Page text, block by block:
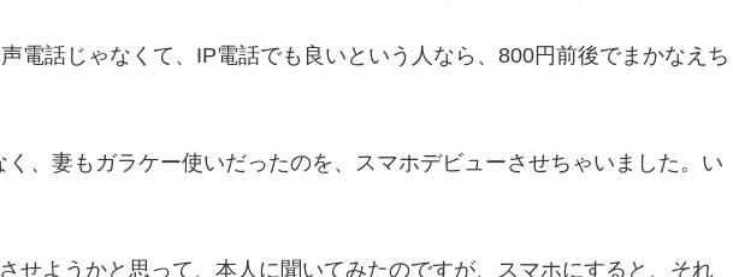
電話じゃなくて、IP電話でも良いという人なら、800円前後でまかなえち
、妻もガラケー使いだったのを、スマホデビューさせちゃいました。い
せようかと思って、本人に聞いてみたのですが、スマホにすると、それ